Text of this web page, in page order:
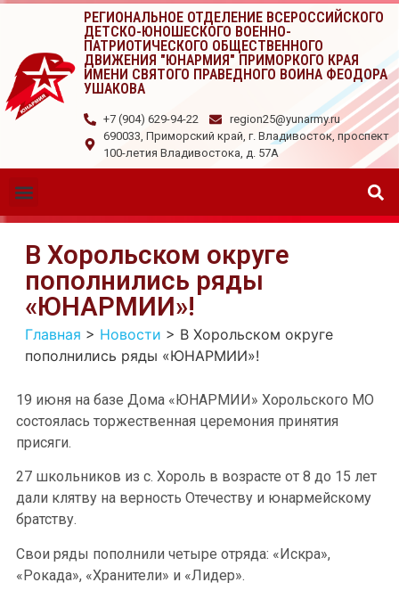
РЕГИОНАЛЬНОЕ ОТДЕЛЕНИЕ ВСЕРОССИЙСКОГО
ДЕТСКО-ЮНОШЕСКОГО ВОЕННО-
ПАТРИОТИЧЕСКОГО ОБЩЕСТВЕННОГО
ДВИЖЕНИЯ "ЮНАРМИЯ" ПРИМОРКОГО КРАЯ
ИМЕНИ СВЯТОГО ПРАВЕДНОГО ВОИНА ФЕОДОРА
УШАКОВА
+7 (904) 629-94-22
region25@yunarmy.ru
690033, Приморский край, г. Владивосток, проспект
100-летия Владивостока, д. 57А
В Хорольском округе
пополнились ряды
«ЮНАРМИИ»!
Главная > Новости > В Хорольском округе
пополнились ряды «ЮНАРМИИ»!
19 июня на базе Дома «ЮНАРМИИ» Хорольского МО
состоялась торжественная церемония принятия
присяги.
27 школьников из с. Хороль в возрасте от 8 до 15 лет
дали клятву на верность Отечеству и юнармейскому
братству.
Свои ряды пополнили четыре отряда: «Искра»,
«Рокада», «Хранители» и «Лидер».